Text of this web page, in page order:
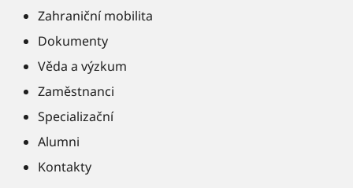
Zahraniční mobilita
Dokumenty
Věda a výzkum
Zaměstnanci
Specializační
Alumni
Kontakty